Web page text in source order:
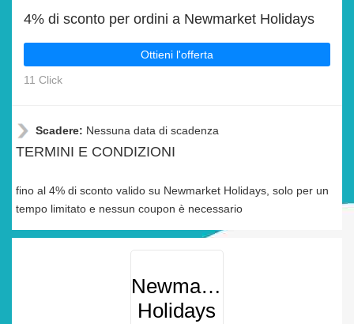
4% di sconto per ordini a Newmarket Holidays
Ottieni l'offerta
11 Click
Scadere: Nessuna data di scadenza
TERMINI E CONDIZIONI
fino al 4% di sconto valido su Newmarket Holidays, solo per un
tempo limitato e nessun coupon è necessario
Newmarket
Holidays